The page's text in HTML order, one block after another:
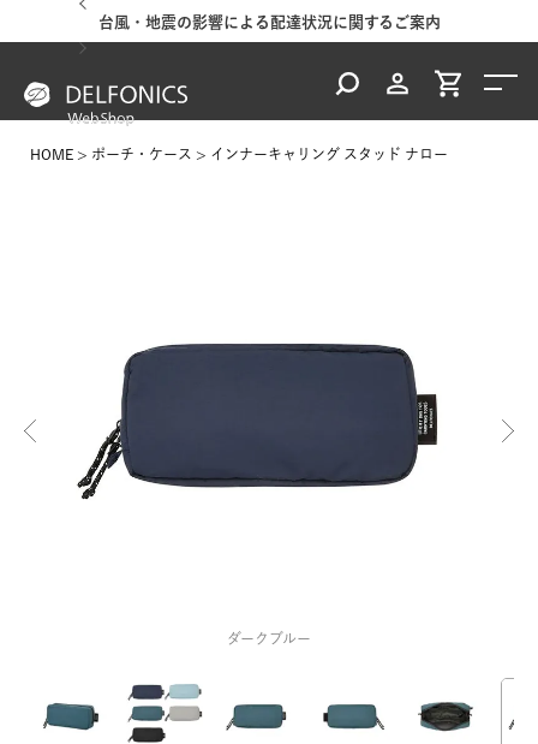
台風・地震の影響による配達状況に関するご案内
HOME ポーチ・ケース インナーキャリング スタッド ナロー
ダークブルー